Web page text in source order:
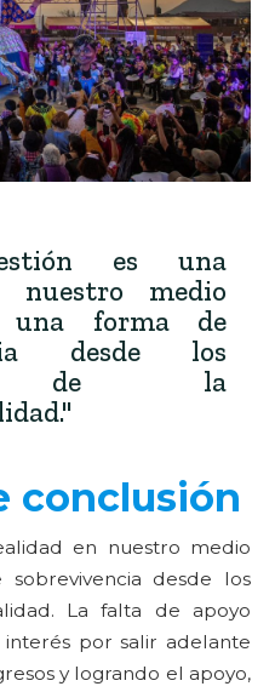
es una
nuestro medio
forma de
desde los
de la
conclusión
en nuestro medio
desde los
La falta de apoyo
por salir adelante
y logrando el apoyo,